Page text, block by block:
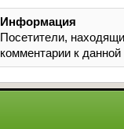
Информация
Посетители,
комментарии к